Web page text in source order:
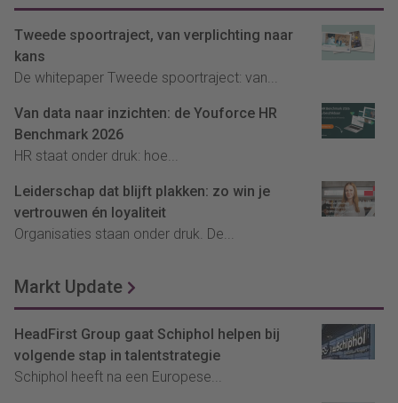
Tweede spoortraject, van verplichting naar
kans
De whitepaper Tweede spoortraject: van...
Van data naar inzichten: de Youforce HR
Benchmark 2026
HR staat onder druk: hoe...
Leiderschap dat blijft plakken: zo win je
vertrouwen én loyaliteit
Organisaties staan onder druk. De...
Markt Update
HeadFirst Group gaat Schiphol helpen bij
volgende stap in talentstrategie
Schiphol heeft na een Europese...